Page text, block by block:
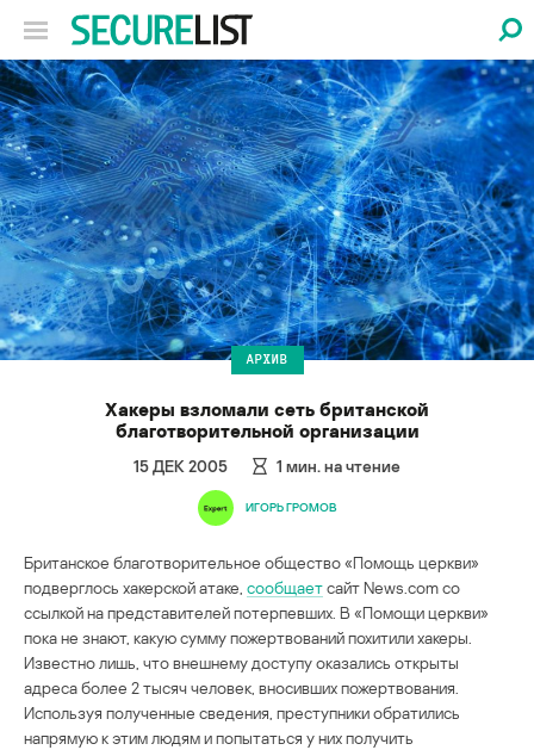
АРХИВ
Хакеры взломали сеть британской
благотворительной организации
15 ДЕК 2005 1 мин. на чтение
ИГОРЬ ГРОМОВ
Британское благотворительное общество «Помощь церкви»
подверглось хакерской атаке, сообщаетсайт News.com со
ссылкой на представителей потерпевших. В «Помощи церкви»
пока не знают, какую сумму пожертвований похитили хакеры.
Известно лишь, что внешнему доступу оказались открыты
адреса более 2 тысяч человек, вносивших пожертвования.
Используя полученные сведения, преступники обратились
напрямую к этим людям и попытаться у них получить